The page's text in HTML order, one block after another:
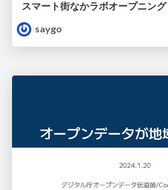
スマート街なかラボオープニング
saygo